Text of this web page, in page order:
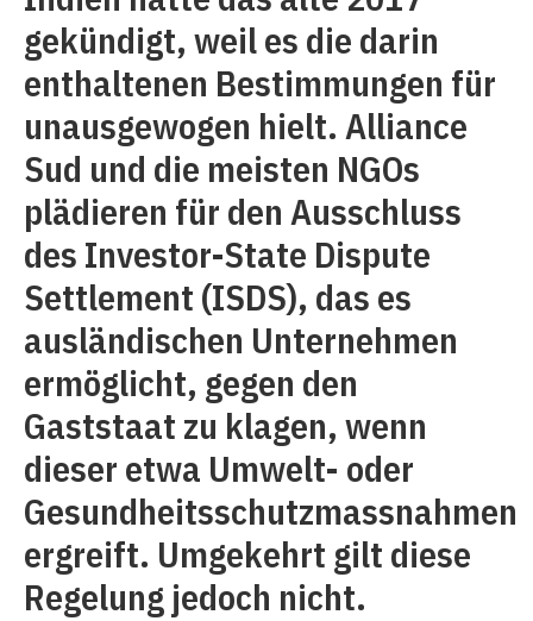
gekündigt, weil es die darin
enthaltenen Bestimmungen für
unausgewogen hielt. Alliance
Sud und die meisten NGOs
plädieren für den Ausschluss
des Investor-State Dispute
Settlement (ISDS), das es
ausländischen Unternehmen
ermöglicht, gegen den
Gaststaat zu klagen, wenn
dieser etwa Umwelt- oder
Gesundheitsschutzmassnahmen
ergreift. Umgekehrt gilt diese
Regelung jedoch nicht.